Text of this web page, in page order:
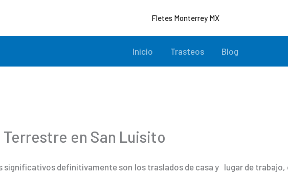
Fletes Monterrey MX
Inicio Trasteos Blog
en San Luisito
significativos definitivamente son los traslados de casa y lugar de